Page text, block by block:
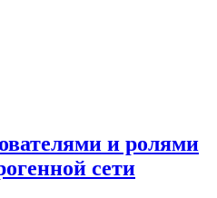
и ролями
сети